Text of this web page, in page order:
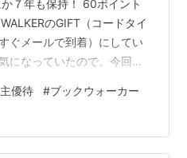
７年も保持！ 60ポイント
のGIFT（コードタイ
ぐメールで到着）にしてい
になっていたので、今回は
ットで楽々。もちろんコー
主優待 すぐにメールでシリ
だけ手続きに戸惑ったが、
優待 #ブックウォーカー